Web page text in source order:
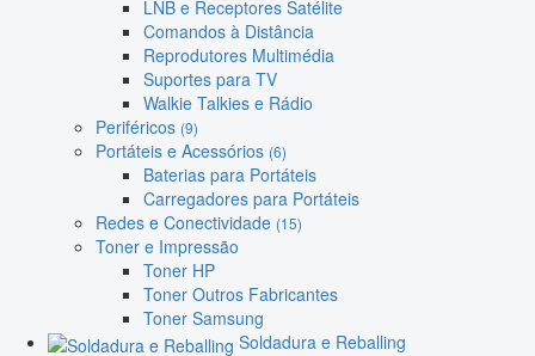
LNB e Receptores Satélite
Comandos à Distância
Reprodutores Multimédia
Suportes para TV
Walkie Talkies e Rádio
Periféricos (9)
Portáteis e Acessórios (6)
Baterias para Portáteis
Carregadores para Portáteis
Redes e Conectividade (15)
Toner e Impressão
Toner HP
Toner Outros Fabricantes
Toner Samsung
Soldadura e Reballing